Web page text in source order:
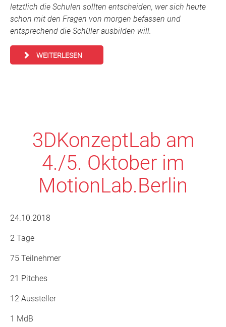
letztlich die Schulen sollten entscheiden, wer sich heute
schon mit den Fragen von morgen befassen und
entsprechend die Schüler ausbilden will.
WEITERLESEN
3DKonzeptLab am
4./5. Oktober im
MotionLab.Berlin
24.10.2018
2 Tage
75 Teilnehmer
21 Pitches
12 Aussteller
1 MdB